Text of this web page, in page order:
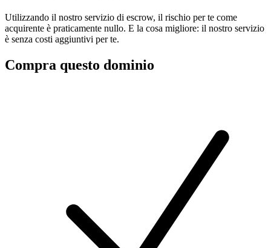
Utilizzando il nostro servizio di escrow, il rischio per te come
acquirente è praticamente nullo. E la cosa migliore: il nostro servizio
è senza costi aggiuntivi per te.
Compra questo dominio